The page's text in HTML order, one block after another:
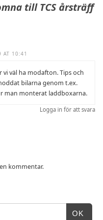
till TCS årsträff
AT 10:41
väl ha modafton. Tips och
bilarna genom t.ex.
man monterat laddboxarna.
Logga in för att svara
kommentar.
OK